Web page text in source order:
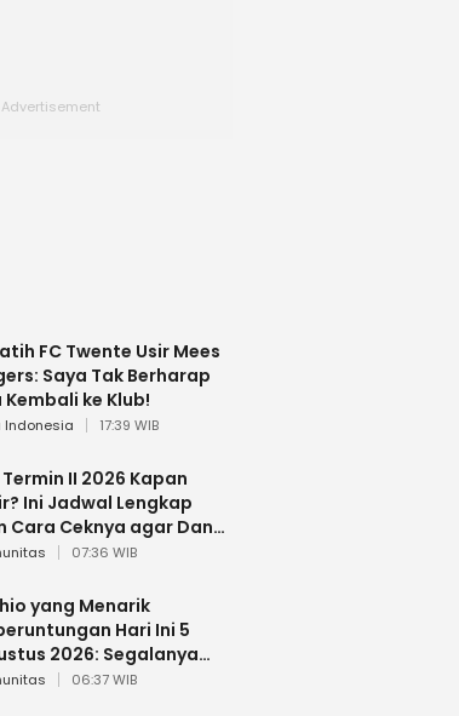
FC Twente Usir Mees
Saya Tak Berharap
Kembali ke Klub!
Indonesia 17:39 WIB
Termin II 2026 Kapan
Ini Jadwal Lengkap
Cara Ceknya agar Dana
Hangus!07:36 WIB
yang Menarik
Hari Ini 5
2026: Segalanya
Lancar
06:37 WIB